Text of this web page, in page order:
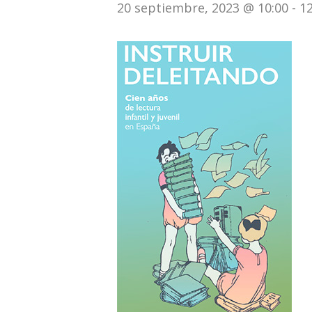
20 septiembre, 2023 @ 10:00 -